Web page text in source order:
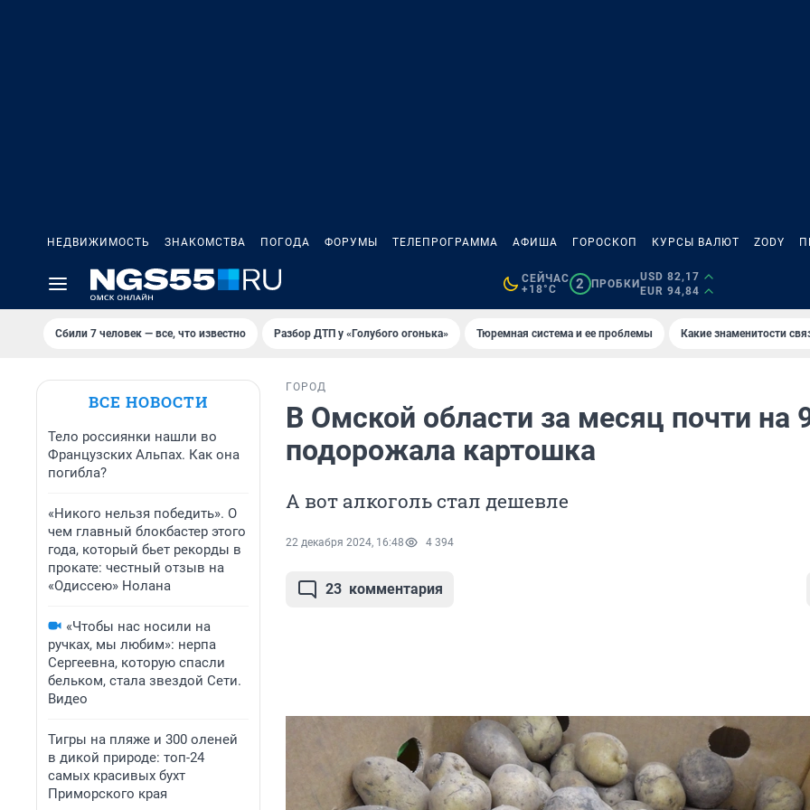
НЕДВИЖИМОСТЬ ЗНАКОМСТВА ПОГОДА ФОРУМЫ ТЕЛЕПРОГРАММА АФИША ГОРОСКОП КУРСЫ ВАЛЮТ ZODY
СЕЙЧАС
+18°C
2 ПРОБКИ
USD 82,17
EUR 94,84
Сбили 7 человек — все, что известно Разбор ДТП у «Голубого огонька» Тюремная система и ее проблемы Какие знаменитости
ВСЕ НОВОСТИ
Тело россиянки нашли во
Французских Альпах. Как она
погибла?
«Никого нельзя победить». О
чем главный блокбастер этого
года, который бьет рекорды в
прокате: честный отзыв на
«Одиссею» Нолана
«Чтобы нас носили на
ручках, мы любим»: нерпа
Сергеевна, которую спасли
бельком, стала звездой Сети.
Видео
Тигры на пляже и 300 оленей
в дикой природе: топ-24
самых красивых бухт
Приморского края
ГОРОД
В Омской области за месяц почти на
подорожала картошка
А вот алкоголь стал дешевле
22 декабря 2024, 16:48 4 394
23 комментария